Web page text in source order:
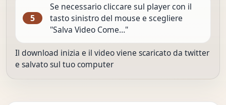
5
Se necessario cliccare sul player con il
tasto sinistro del mouse e scegliere
"Salva Video Come…"
Il download inizia e il video viene scaricato da twitter
e salvato sul tuo computer